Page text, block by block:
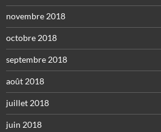
novembre 2018
octobre 2018
septembre 2018
août 2018
juillet 2018
juin 2018